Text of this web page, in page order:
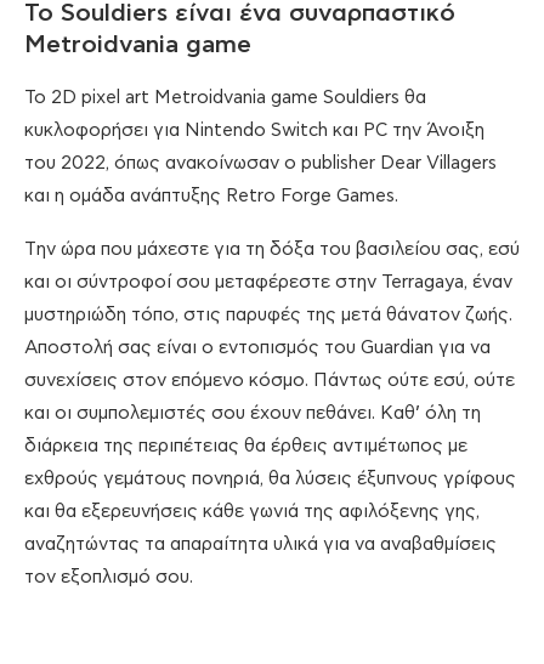
Το Souldiers είναι ένα συναρπαστικό
Metroidvania game
Το 2D pixel art Metroidvania game Souldiers θα
κυκλοφορήσει για Nintendo Switch και PC την Άνοιξη
του 2022, όπως ανακοίνωσαν ο publisher Dear Villagers
και η ομάδα ανάπτυξης Retro Forge Games.
Tην ώρα που μάχεστε για τη δόξα του βασιλείου σας, εσύ
και οι σύντροφοί σου μεταφέρεστε στην Terragaya, έναν
μυστηριώδη τόπο, στις παρυφές της μετά θάνατον ζωής.
Αποστολή σας είναι ο εντοπισμός του Guardian για να
συνεχίσεις στον επόμενο κόσμο. Πάντως ούτε εσύ, ούτε
και οι συμπολεμιστές σου έχουν πεθάνει. Καθ’ όλη τη
διάρκεια της περιπέτειας θα έρθεις αντιμέτωπος με
εχθρούς γεμάτους πονηριά, θα λύσεις έξυπνους γρίφους
και θα εξερευνήσεις κάθε γωνιά της αφιλόξενης γης,
αναζητώντας τα απαραίτητα υλικά για να αναβαθμίσεις
τον εξοπλισμό σου.